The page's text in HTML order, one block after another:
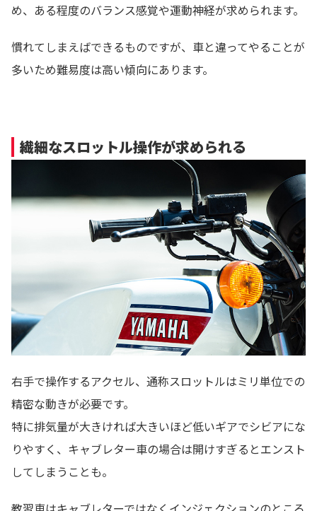
め、ある程度のバランス感覚や運動神経が求められます。
慣れてしまえばできるものですが、車と違ってやることが
多いため難易度は高い傾向にあります。
繊細なスロットル操作が求められる
右手で操作するアクセル、通称スロットルはミリ単位での
精密な動きが必要です。
特に排気量が大きければ大きいほど低いギアでシビアにな
りやすく、キャブレター車の場合は開けすぎるとエンスト
してしまうことも。